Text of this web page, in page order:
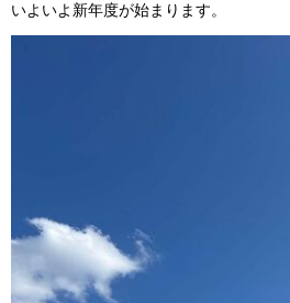
いよいよ新年度が始まります。